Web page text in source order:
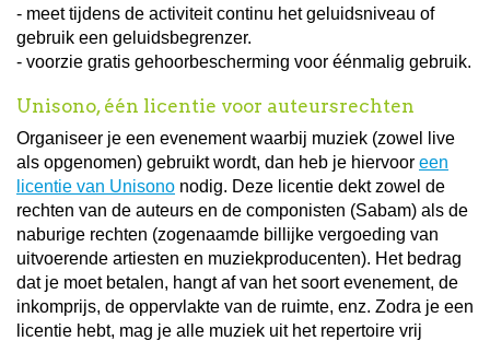
- meet tijdens de activiteit continu het geluidsniveau of
gebruik een geluidsbegrenzer.
- voorzie gratis gehoorbescherming voor éénmalig gebruik.
Unisono, één licentie voor auteursrechten
Organiseer je een evenement waarbij muziek (zowel live
als opgenomen) gebruikt wordt, dan heb je hiervoor een
licentie van Unisono nodig. Deze licentie dekt zowel de
rechten van de auteurs en de componisten (Sabam) als de
naburige rechten (zogenaamde billijke vergoeding van
uitvoerende artiesten en muziekproducenten). Het bedrag
dat je moet betalen, hangt af van het soort evenement, de
inkomprijs, de oppervlakte van de ruimte, enz. Zodra je een
licentie hebt, mag je alle muziek uit het repertoire vrij